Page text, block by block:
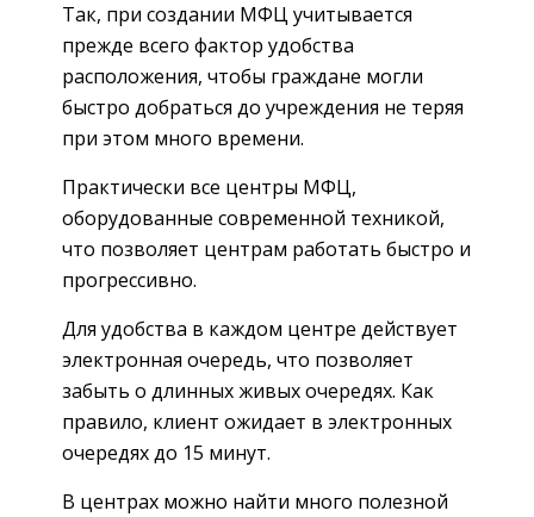
Так, при создании МФЦ учитывается
прежде всего фактор удобства
расположения, чтобы граждане могли
быстро добраться до учреждения не теряя
при этом много времени.
Практически все центры МФЦ,
оборудованные современной техникой,
что позволяет центрам работать быстро и
прогрессивно.
Для удобства в каждом центре действует
электронная очередь, что позволяет
забыть о длинных живых очередях. Как
правило, клиент ожидает в электронных
очередях до 15 минут.
В центрах можно найти много полезной